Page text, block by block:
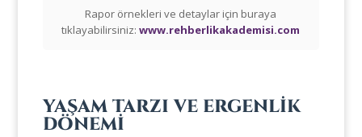
Rapor örnekleri ve detaylar için buraya
tıklayabilirsiniz:www.rehberlikakademisi.com
YAŞAM TARZI VE ERGENLİK
DÖNEMİ